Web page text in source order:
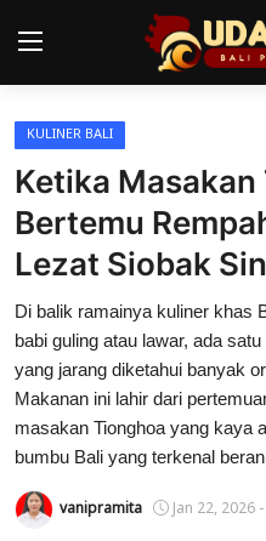
Home
Pura
Desa Adat
Tradisi
Kearifan lokal
Alam Bali
Kisah
KULINER BALI
Ketika
Bertemu
Lezat Siobak
Di balik ramainya kuliner khas
babi guling atau lawar, ada
yang jarang diketahui banyak
Makanan ini lahir dari
masakan Tionghoa yang kaya
bumbu Bali yang terkenal
vanipramita Jan 22, 2026